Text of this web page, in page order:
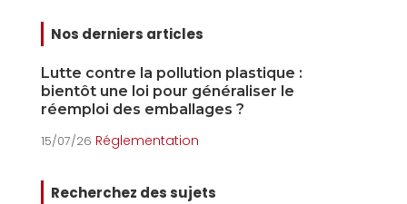
Nos derniers articles
Lutte contre la pollution plastique :
bientôt une loi pour généraliser le
réemploi des emballages ?
15/07/26 Réglementation
Recherchez des sujets